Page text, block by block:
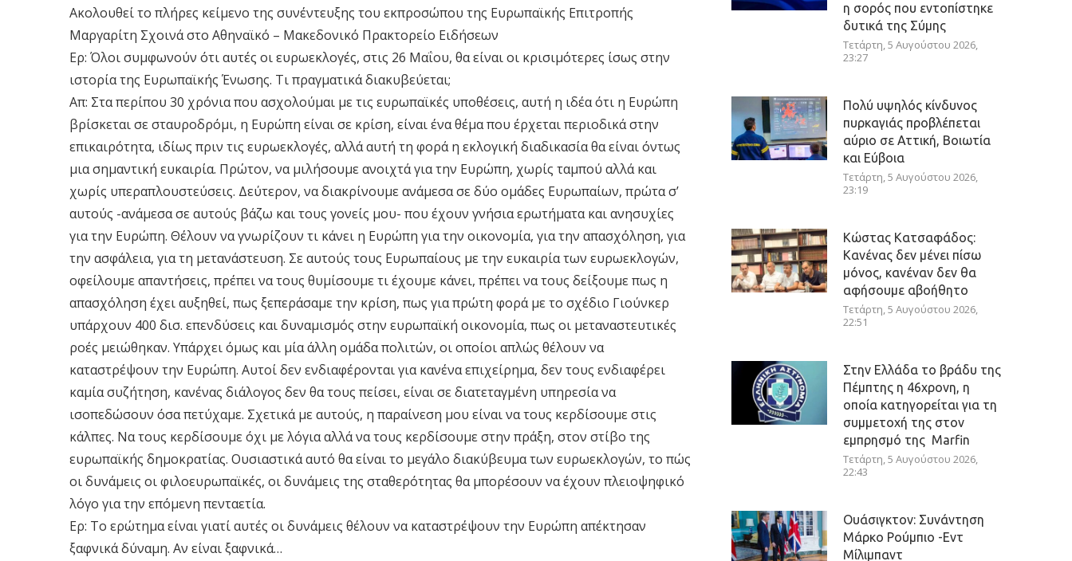
Ακολουθεί το πλήρες κείμενο της συνέντευξης του εκπροσώπου της Ευρωπαϊκής Επιτροπής
Μαργαρίτη Σχοινά στο Αθηναϊκό – Μακεδονικό Πρακτορείο Ειδήσεων
Ερ: Όλοι συμφωνούν ότι αυτές οι ευρωεκλογές, στις 26 Μαΐου, θα είναι οι κρισιμότερες ίσως στην
ιστορία της Ευρωπαϊκής Ένωσης. Τι πραγματικά διακυβεύεται;
Απ: Στα περίπου 30 χρόνια που ασχολούμαι με τις ευρωπαϊκές υποθέσεις, αυτή η ιδέα ότι η Ευρώπη
βρίσκεται σε σταυροδρόμι, η Ευρώπη είναι σε κρίση, είναι ένα θέμα που έρχεται περιοδικά στην
επικαιρότητα, ιδίως πριν τις ευρωεκλογές, αλλά αυτή τη φορά η εκλογική διαδικασία θα είναι όντως
μια σημαντική ευκαιρία. Πρώτον, να μιλήσουμε ανοιχτά για την Ευρώπη, χωρίς ταμπού αλλά και
χωρίς υπεραπλουστεύσεις. Δεύτερον, να διακρίνουμε ανάμεσα σε δύο ομάδες Ευρωπαίων, πρώτα σ’
αυτούς -ανάμεσα σε αυτούς βάζω και τους γονείς μου- που έχουν γνήσια ερωτήματα και ανησυχίες
για την Ευρώπη. Θέλουν να γνωρίζουν τι κάνει η Ευρώπη για την οικονομία, για την απασχόληση, για
την ασφάλεια, για τη μετανάστευση. Σε αυτούς τους Ευρωπαίους με την ευκαιρία των ευρωεκλογών,
οφείλουμε απαντήσεις, πρέπει να τους θυμίσουμε τι έχουμε κάνει, πρέπει να τους δείξουμε πως η
απασχόληση έχει αυξηθεί, πως ξεπεράσαμε την κρίση, πως για πρώτη φορά με το σχέδιο Γιούνκερ
υπάρχουν 400 δισ. επενδύσεις και δυναμισμός στην ευρωπαϊκή οικονομία, πως οι μεταναστευτικές
ροές μειώθηκαν. Υπάρχει όμως και μία άλλη ομάδα πολιτών, οι οποίοι απλώς θέλουν να
καταστρέψουν την Ευρώπη. Αυτοί δεν ενδιαφέρονται για κανένα επιχείρημα, δεν τους ενδιαφέρει
καμία συζήτηση, κανένας διάλογος δεν θα τους πείσει, είναι σε διατεταγμένη υπηρεσία να
ισοπεδώσουν όσα πετύχαμε. Σχετικά με αυτούς, η παραίνεση μου είναι να τους κερδίσουμε στις
κάλπες. Να τους κερδίσουμε όχι με λόγια αλλά να τους κερδίσουμε στην πράξη, στον στίβο της
ευρωπαϊκής δημοκρατίας. Ουσιαστικά αυτό θα είναι το μεγάλο διακύβευμα των ευρωεκλογών, το πώς
οι δυνάμεις οι φιλοευρωπαϊκές, οι δυνάμεις της σταθερότητας θα μπορέσουν να έχουν πλειοψηφικό
λόγο για την επόμενη πενταετία.
Ερ: Το ερώτημα είναι γιατί αυτές οι δυνάμεις θέλουν να καταστρέψουν την Ευρώπη απέκτησαν
ξαφνικά δύναμη. Αν είναι ξαφνικά…
η σορός που εντοπίστηκε
δυτικά της Σύμης
Τετάρτη, 5 Αυγούστου 2026,
23:27
Πολύ υψηλός κίνδυνος
πυρκαγιάς προβλέπεται
αύριο σε Αττική, Βοιωτία
και Εύβοια
Τετάρτη, 5 Αυγούστου 2026,
23:19
Κώστας Κατσαφάδος:
Κανένας δεν μένει πίσω
μόνος, κανέναν δεν θα
αφήσουμε αβοήθητο
Τετάρτη, 5 Αυγούστου 2026,
22:51
Στην Ελλάδα το βράδυ της
Πέμπτης η 46χρονη, η
οποία κατηγορείται για τη
συμμετοχή της στον
εμπρησμό της Marfin
Τετάρτη, 5 Αυγούστου 2026,
22:43
Ουάσιγκτον: Συνάντηση
Μάρκο Ρούμπιο -Εντ
Μίλιμπαντ